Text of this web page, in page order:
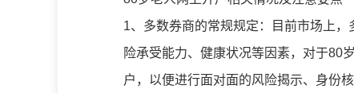
1、多数券商的常规规定：目前市场上
险承受能力、健康状况等因素，对于80
户，以便进行面对面的风险揭示、身份